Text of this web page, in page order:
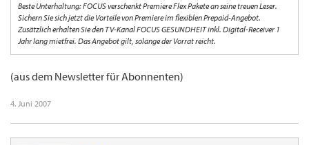
Beste Unterhaltung: FOCUS verschenkt Premiere Flex Pakete an seine treuen Leser.
Sichern Sie sich jetzt die Vorteile von Premiere im flexiblen Prepaid-Angebot.
Zusätzlich erhalten Sie den TV-Kanal FOCUS GESUNDHEIT inkl. Digital-Receiver 1
Jahr lang mietfrei. Das Angebot gilt, solange der Vorrat reicht.
(aus dem Newsletter für Abonnenten)
4. Juni 2007